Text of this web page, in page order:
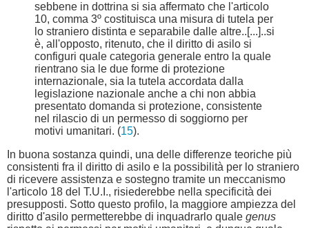
sebbene in dottrina si sia affermato che l'articolo
10, comma 3º costituisca una misura di tutela per
lo straniero distinta e separabile dalle altre..[...]..si
è, all'opposto, ritenuto, che il diritto di asilo si
configuri quale categoria generale entro la quale
rientrano sia le due forme di protezione
internazionale, sia la tutela accordata dalla
legislazione nazionale anche a chi non abbia
presentato domanda si protezione, consistente
nel rilascio di un permesso di soggiorno per
motivi umanitari. (15).
In buona sostanza quindi, una delle differenze teoriche più
consistenti fra il diritto di asilo e la possibilità per lo straniero
di ricevere assistenza e sostegno tramite un meccanismo
l'articolo 18 del T.U.I., risiederebbe nella specificità dei
presupposti. Sotto questo profilo, la maggiore ampiezza del
diritto d'asilo permetterebbe di inquadrarlo quale genus